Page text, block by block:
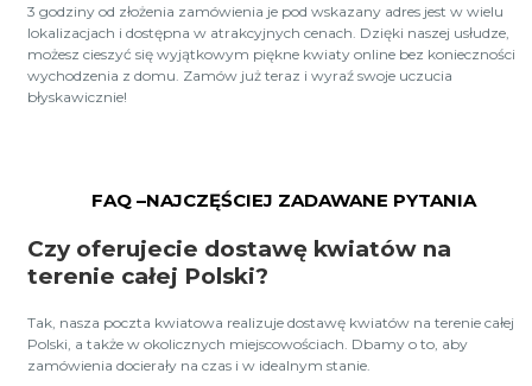
3 godziny od złożenia zamówienia je pod wskazany adres jest w wielu
lokalizacjach i dostępna w atrakcyjnych cenach. Dzięki naszej usłudze,
możesz cieszyć się wyjątkowym piękne kwiaty online bez konieczności
wychodzenia z domu. Zamów już teraz i wyraź swoje uczucia
błyskawicznie!
FAQ –NAJCZĘŚCIEJ ZADAWANE PYTANIA
Czy oferujecie dostawę kwiatów na
terenie całej Polski?
Tak, nasza poczta kwiatowa realizuje dostawę kwiatów na terenie całej
Polski, a także w okolicznych miejscowościach. Dbamy o to, aby
zamówienia docierały na czas i w idealnym stanie.